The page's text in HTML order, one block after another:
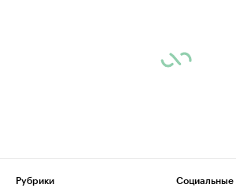
Рубрики
Социальные